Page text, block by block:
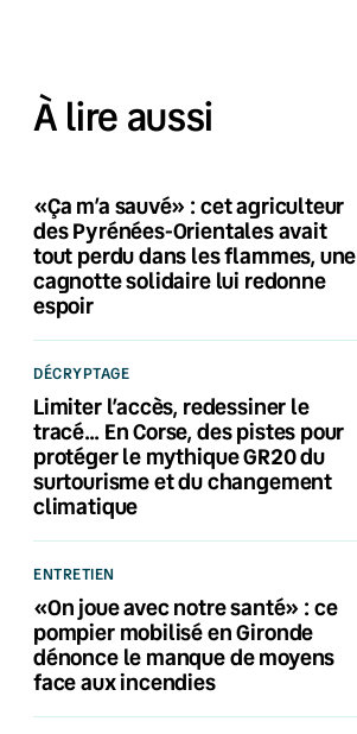
À lire aussi
«Ça m’a sauvé» : cet agriculteur
des Pyrénées-Orientales avait
tout perdu dans les flammes, une
cagnotte solidaire lui redonne
espoir
DÉCRYPTAGE
Limiter l’accès, redessiner le
tracé… En Corse, des pistes pour
protéger le mythique GR20 du
surtourisme et du changement
climatique
ENTRETIEN
«On joue avec notre santé» : ce
pompier mobilisé en Gironde
dénonce le manque de moyens
face aux incendies